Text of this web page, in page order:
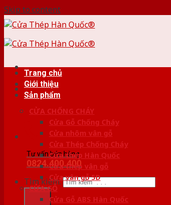
Skip to content
Tư vấn bán hàng
0824.400.400
Tìm kiếm:
Trang chủ
Giới thiệu
Sản phẩm
CỬA CHỐNG CHÁY
Cửa Gỗ Chống Cháy
Cửa nhôm vân gỗ
Cửa Thép Chống Cháy
Cửa thép Hàn Quốc
Cửa thép vân gỗ
Cửa vân gỗ 5D
CỬA GỖ
Cửa Gỗ ABS Hàn Quốc